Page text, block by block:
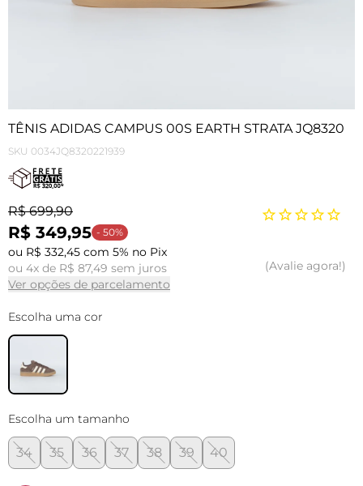
TÊNIS ADIDAS CAMPUS 00S EARTH STRATA JQ8320
SKU 0034JQ8320221939
R$ 699,90
R$ 349,95 - 50%
ou R$ 332,45 com 5% no Pix
ou 4x de R$ 87,49 sem juros
Ver opções de parcelamento
Avalie agora!
Escolha uma cor
Escolha um tamanho
34 35 36 37 38 39 40